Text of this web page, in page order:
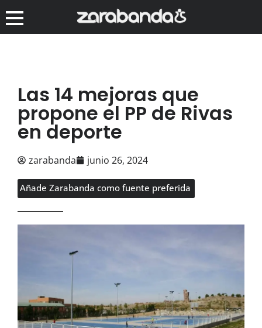
Las 14 mejoras que
propone el PP de Rivas
en deporte
zarabanda junio 26, 2024
Añade Zarabanda como fuente preferida